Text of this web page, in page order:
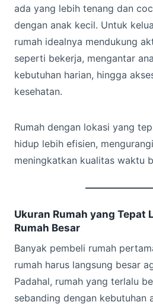
ada yang lebih tenang dan
dengan anak kecil. Untuk
rumah idealnya mendukung
seperti bekerja, mengantar
kebutuhan harian, hingga
kesehatan.
Rumah dengan lokasi yang
hidup lebih efisien,
meningkatkan kualitas waktu
Ukuran Rumah yang Tepat
Rumah Besar
Banyak pembeli rumah
rumah harus langsung besar
Padahal, rumah yang terlalu
sebanding dengan kebutuhan